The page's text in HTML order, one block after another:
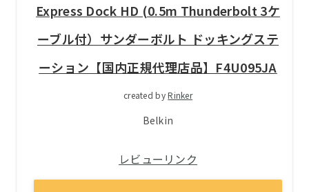
Express Dock HD (0.5m Thunderbolt 3ケ
ーブル付）サンダーボルト ドッキングステ
ーション【国内正規代理店品】F4U095JA
created byRinker
Belkin
レビューリンク